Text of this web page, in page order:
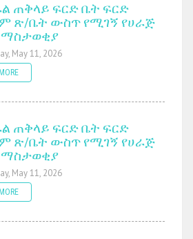
ጠቅላይ ፍርድ ቤት ፍርድ
ጽ/ቤት ውስጥ የሚገኝ የሀራጅ
May 11, 2026
ጠቅላይ ፍርድ ቤት ፍርድ
ጽ/ቤት ውስጥ የሚገኝ የሀራጅ
May 11, 2026